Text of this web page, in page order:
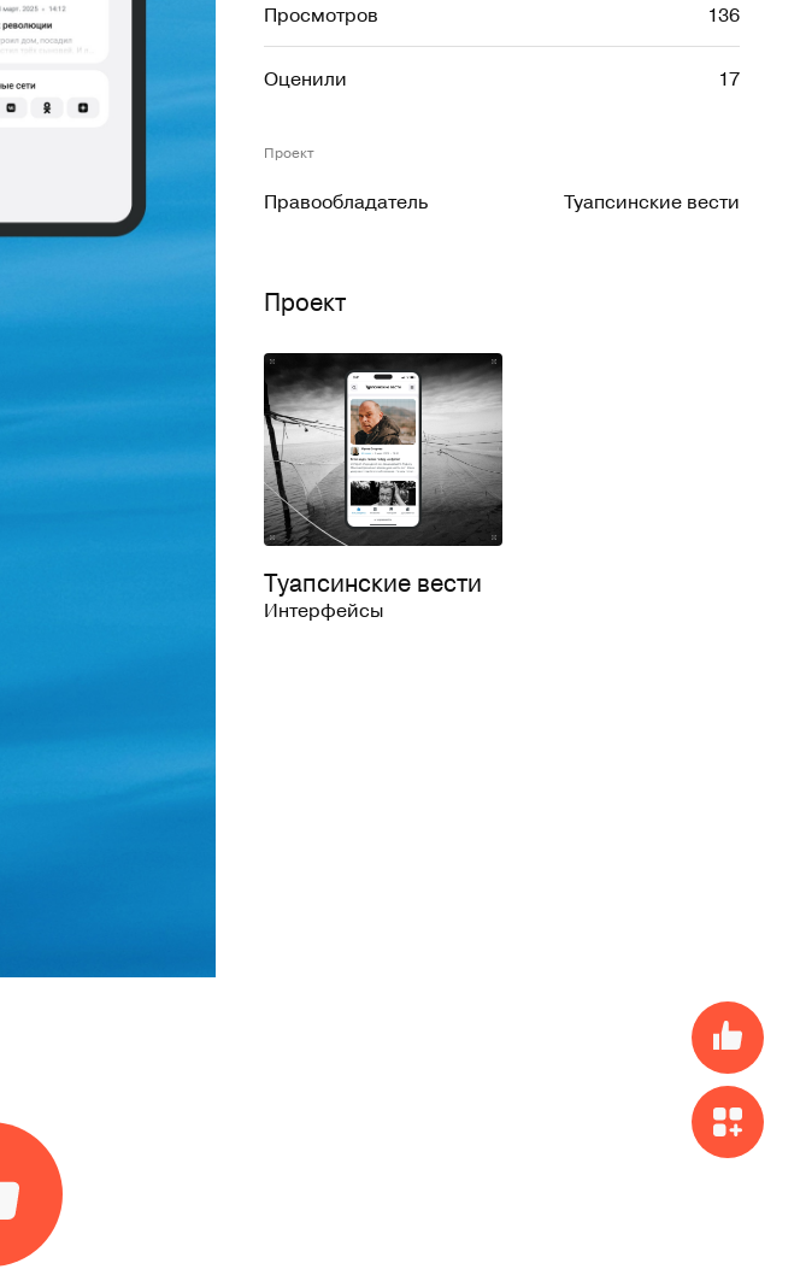
Просмотров 136
Оценили 17
Проект
Правообладатель Туапсинские вести
Проект
64
Туапсинские вести
Интерфейсы